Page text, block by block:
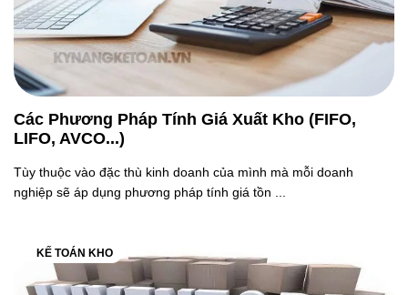
Các Phương Pháp Tính Giá Xuất Kho (FIFO,
LIFO, AVCO...)
Tùy thuộc vào đặc thù kinh doanh của mình mà mỗi doanh
nghiệp sẽ áp dụng phương pháp tính giá tồn ...
KẾ TOÁN KHO